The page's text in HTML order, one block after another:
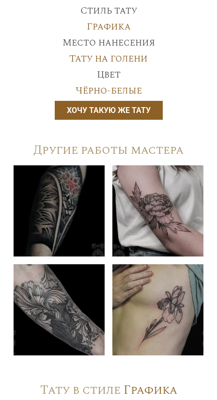
Стиль тату
Графика
Место нанесения
Тату на голени
Цвет
Чёрно-белые
ХОЧУ ТАКУЮ ЖЕ ТАТУ
Другие работы мастера
Тату в стиле Графика